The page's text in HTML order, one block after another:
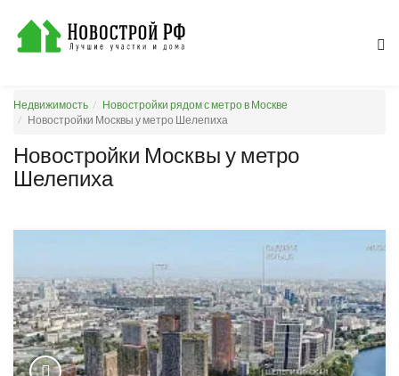
Недвижимость
Новостройки рядом с метро в Москве
Новостройки Москвы у метро Шелепиха
Новостройки Москвы у метро
Шелепиха